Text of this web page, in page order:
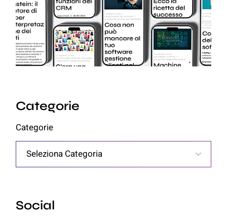
Categorie
Categorie
Social